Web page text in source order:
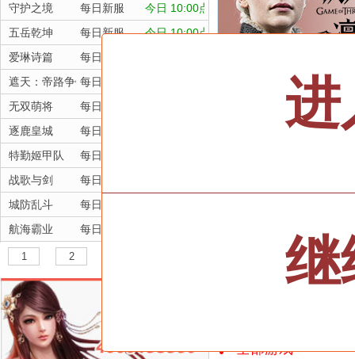
守护之境
每日新服
今日 10:00点
五岳乾坤
每日新服
今日 10:00点
爱琳诗篇
每日新服
遮天：帝路争锋每日新服
无双萌将
每日新服
逐鹿皇城
每日新服
特勤姬甲队
每日新服
战歌与剑
每日新服
城防乱斗
每日新服
航海霸业
每日新服
晴空双子
深渊契约
每日新服
坠落守望者
正中靶心
每日新服
神兵奇迹
每日新服
今日 10:00点
1 2
每日新服/点击选服
全部游戏
进
继